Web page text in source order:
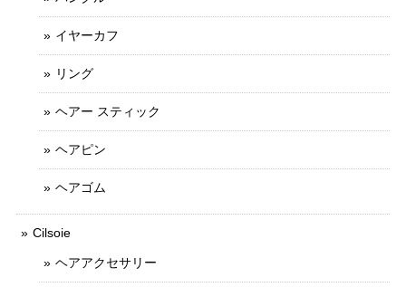
イヤーカフ
リング
ヘアー スティック
ヘアピン
ヘアゴム
Cilsoie
ヘアアクセサリー